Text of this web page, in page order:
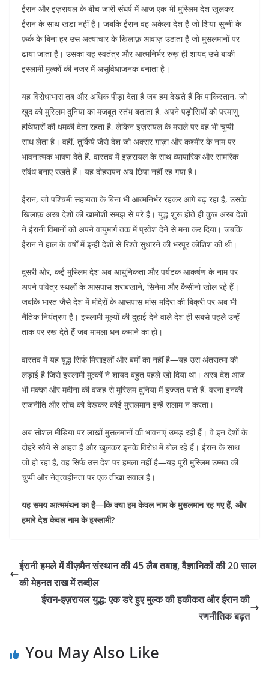
ईरान और इज़रायल के बीच जारी संघर्ष में आज एक भी मुस्लिम देश खुलकर
ईरान के साथ खड़ा नहीं है। जबकि ईरान वह अकेला देश है जो शिया-सुन्नी के
फ़र्क के बिना हर उस अत्याचार के खिलाफ़ आवाज़ उठाता है जो मुसलमानों पर
ढाया जाता है। उसका यह स्वतंत्र और आत्मनिर्भर रुख़ ही शायद उसे बाकी
इस्लामी मुल्कों की नजर में असुविधाजनक बनाता है।
यह विरोधाभास तब और अधिक पीड़ा देता है जब हम देखते हैं कि पाकिस्तान, जो
खुद को मुस्लिम दुनिया का मजबूत स्तंभ बताता है, अपने पड़ोसियों को परमाणु
हथियारों की धमकी देता रहता है, लेकिन इज़रायल के मसले पर वह भी चुप्पी
साध लेता है। वहीं, तुर्किये जैसे देश जो अक्सर ग़ाज़ा और कश्मीर के नाम पर
भावनात्मक भाषण देते हैं, वास्तव में इज़रायल के साथ व्यापारिक और सामरिक
संबंध बनाए रखते हैं। यह दोहरापन अब छिपा नहीं रह गया है।
ईरान, जो पश्चिमी सहायता के बिना भी आत्मनिर्भर रहकर आगे बढ़ रहा है, उसके
खिलाफ़ अरब देशों की खामोशी समझ से परे है। युद्ध शुरू होते ही कुछ अरब देशों
ने ईरानी विमानों को अपने वायुमार्ग तक में प्रवेश देने से मना कर दिया। जबकि
ईरान ने हाल के वर्षों में इन्हीं देशों से रिश्ते सुधारने की भरपूर कोशिश की थी।
दूसरी ओर, कई मुस्लिम देश अब आधुनिकता और पर्यटक आकर्षण के नाम पर
अपने पवित्र स्थलों के आसपास शराबखाने, सिनेमा और कैसीनो खोल रहे हैं।
जबकि भारत जैसे देश में मंदिरों के आसपास मांस-मदिरा की बिक्री पर अब भी
नैतिक नियंत्रण है। इस्लामी मूल्यों की दुहाई देने वाले देश ही सबसे पहले उन्हें
ताक पर रख देते हैं जब मामला धन कमाने का हो।
वास्तव में यह युद्ध सिर्फ मिसाइलों और बमों का नहीं है—यह उस अंतरात्मा की
लड़ाई है जिसे इस्लामी मुल्कों ने शायद बहुत पहले खो दिया था। अरब देश आज
भी मक्का और मदीना की वजह से मुस्लिम दुनिया में इज्जत पाते हैं, वरना इनकी
राजनीति और सोच को देखकर कोई मुसलमान इन्हें सलाम न करता।
अब सोशल मीडिया पर लाखों मुसलमानों की भावनाएं उमड़ रही हैं। वे इन देशों के
दोहरे रवैये से आहत हैं और खुलकर इनके विरोध में बोल रहे हैं। ईरान के साथ
जो हो रहा है, वह सिर्फ उस देश पर हमला नहीं है—यह पूरी मुस्लिम उम्मत की
चुप्पी और नेतृत्वहीनता पर एक तीखा सवाल है।
यह समय आत्ममंथन का है—कि क्या हम केवल नाम के मुसलमान रह गए हैं, और
हमारे देश केवल नाम के इस्लामी?
ईरानी हमले में वीज़मैन संस्थान की 45 लैब तबाह, वैज्ञानिकों की 20 साल
की मेहनत राख में तब्दील
ईरान-इज़रायल युद्ध: एक डरे हुए मुल्क की हकीकत और ईरान की
रणनीतिक बढ़त
You May Also Like